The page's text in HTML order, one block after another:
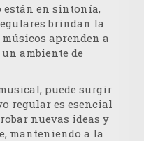
están en sintonía,
brindan la
aprenden a
ambiente de
puede surgir
regular es esencial
nuevas ideas y
manteniendo a la